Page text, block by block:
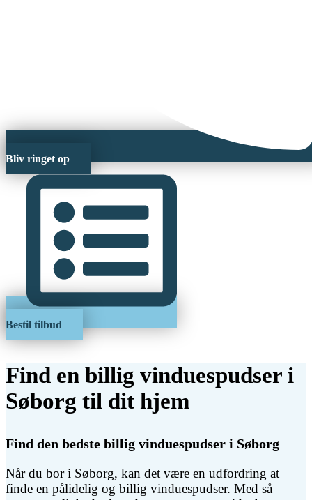
Bliv ringet op
Bestil tilbud
Find en billig vinduespudser i
Søborg til dit hjem
Find den bedste billig vinduespudser i Søborg
Når du bor i Søborg, kan det være en udfordring at
finde en pålidelig og billig vinduespudser. Med så